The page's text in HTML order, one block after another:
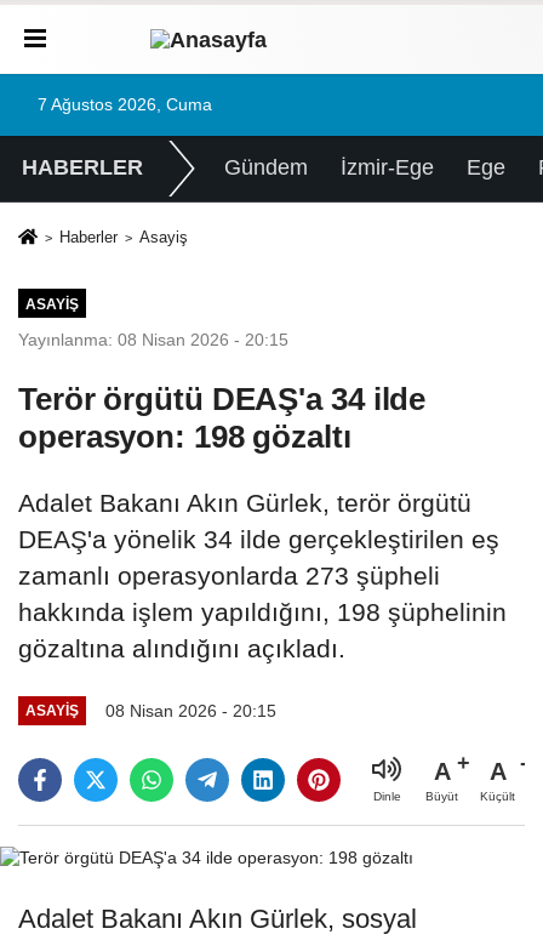
7 Ağustos 2026, Cuma
HABERLER Gündem İzmir-Ege Ege
Haberler Asayiş
ASAYIŞ
Yayınlanma: 08 Nisan 2026 - 20:15
Terör örgütü DEAŞ'a 34 ilde
operasyon: 198 gözaltı
Adalet Bakanı Akın Gürlek, terör örgütü
DEAŞ'a yönelik 34 ilde gerçekleştirilen eş
zamanlı operasyonlarda 273 şüpheli
hakkında işlem yapıldığını, 198 şüphelinin
gözaltına alındığını açıkladı.
ASAYIŞ 08 Nisan 2026 - 20:15
Dinle
A
Büyüt
A
Küçült
Adalet Bakanı Akın Gürlek, sosyal